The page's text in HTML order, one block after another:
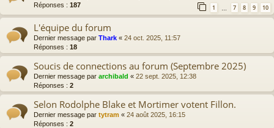
Réponses : 187 1 … 7 8 9 10
L'équipe du forum
Dernier message par Thark « 24 oct. 2025, 11:57
Réponses : 18
Soucis de connections au forum (Septembre 2025)
Dernier message par archibald « 22 sept. 2025, 12:38
Réponses : 2
Selon Rodolphe Blake et Mortimer votent Fillon.
Dernier message par tytram « 24 août 2025, 16:15
Réponses : 2